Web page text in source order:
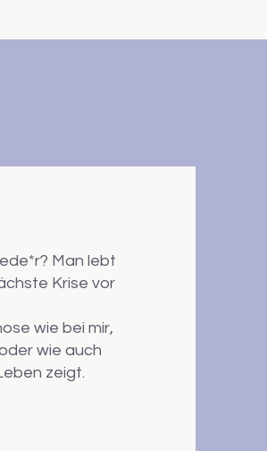
Man lebt
Krise vor
wie bei mir,
wie auch
zeigt.